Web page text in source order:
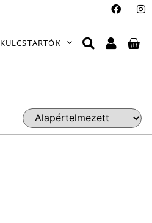
KULCSTARTÓK